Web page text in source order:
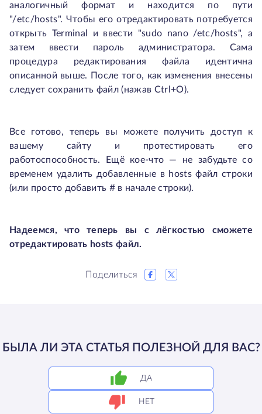
аналогичный формат и находится по пути
"/etc/hosts". Чтобы его отредактировать потребуется
открыть Terminal и ввести "sudo nano /etc/hosts", а
затем ввести пароль администратора. Сама
процедура редактирования файла идентична
описанной выше. После того, как изменения внесены
следует сохранить файл (нажав Ctrl+O).
Все готово, теперь вы можете получить доступ к
вашему сайту и протестировать его
работоспособность. Ещё кое-что — не забудьте со
временем удалить добавленные в hosts файл строки
(или просто добавить # в начале строки).
Надеемся, что теперь вы с лёгкостью сможете
отредактировать hosts файл.
Поделиться
БЫЛА ЛИ ЭТА СТАТЬЯ ПОЛЕЗНОЙ ДЛЯ ВАС?
ДА
НЕТ